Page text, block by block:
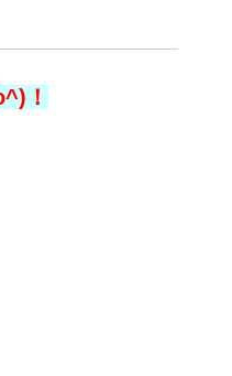
！